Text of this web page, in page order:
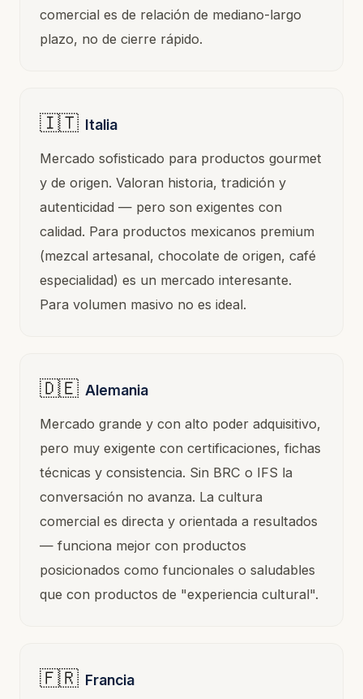
comercial es de relación de mediano-largo
plazo, no de cierre rápido.
🇮🇹 Italia
Mercado sofisticado para productos gourmet
y de origen. Valoran historia, tradición y
autenticidad — pero son exigentes con
calidad. Para productos mexicanos premium
(mezcal artesanal, chocolate de origen, café
especialidad) es un mercado interesante.
Para volumen masivo no es ideal.
🇩🇪 Alemania
Mercado grande y con alto poder adquisitivo,
pero muy exigente con certificaciones, fichas
técnicas y consistencia. Sin BRC o IFS la
conversación no avanza. La cultura
comercial es directa y orientada a resultados
— funciona mejor con productos
posicionados como funcionales o saludables
que con productos de "experiencia cultural".
🇫🇷 Francia